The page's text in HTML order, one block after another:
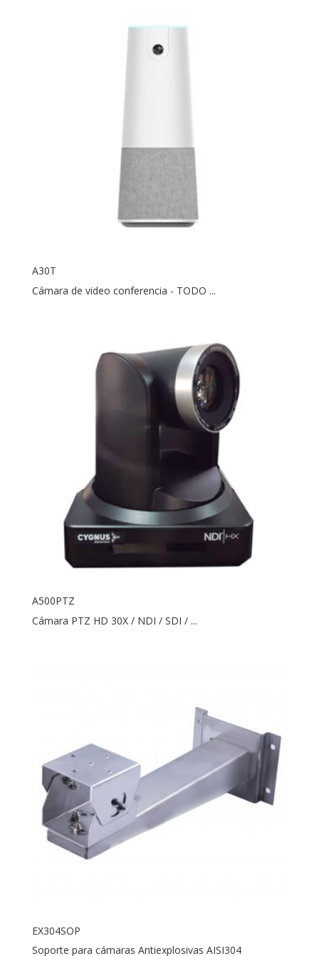
A30T
Cámara de video conferencia - TODO ...
A500PTZ
Cámara PTZ HD 30X / NDI / SDI / ...
EX304SOP
Soporte para cámaras Antiexplosivas AISI304